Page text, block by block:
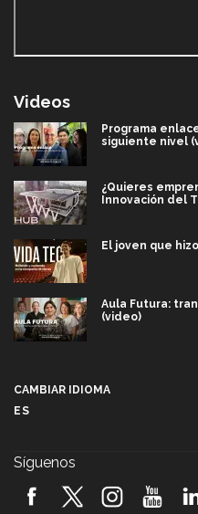
Videos
Programa
siguiente nivel
¿Quieres
Innovación del
El joven que
Aula Futura:
(video)
2026! (video)
CAMBIAR IDIOMA
ES
Síguenos